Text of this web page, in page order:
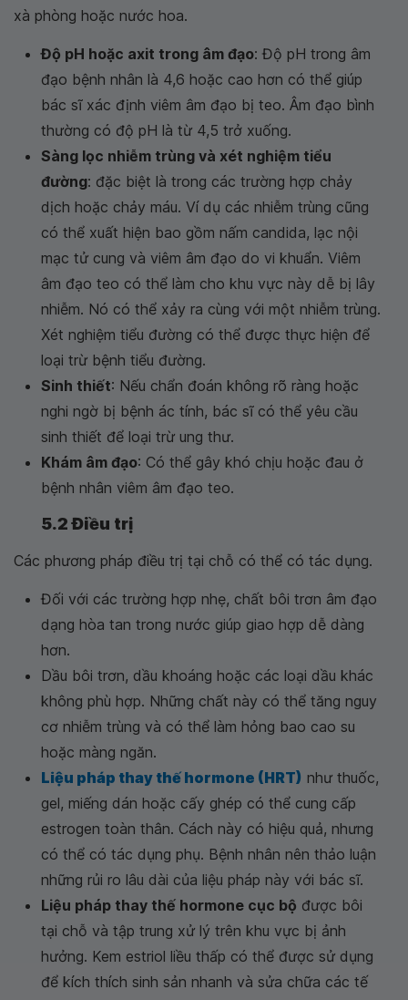
xà phòng hoặc nước hoa.
Độ pH hoặc axit trong âm đạo: Độ pH trong âm
đạo bệnh nhân là 4,6 hoặc cao hơn có thể giúp
bác sĩ xác định viêm âm đạo bị teo. Âm đạo bình
thường có độ pH là từ 4,5 trở xuống.
Sàng lọc nhiễm trùng và xét nghiệm tiểu
đường: đặc biệt là trong các trường hợp chảy
dịch hoặc chảy máu. Ví dụ các nhiễm trùng cũng
có thể xuất hiện bao gồm nấm candida, lạc nội
mạc tử cung và viêm âm đạo do vi khuẩn. Viêm
âm đạo teo có thể làm cho khu vực này dễ bị lây
nhiễm. Nó có thể xảy ra cùng với một nhiễm trùng.
Xét nghiệm tiểu đường có thể được thực hiện để
loại trừ bệnh tiểu đường.
Sinh thiết: Nếu chẩn đoán không rõ ràng hoặc
nghi ngờ bị bệnh ác tính, bác sĩ có thể yêu cầu
sinh thiết để loại trừ ung thư.
Khám âm đạo: Có thể gây khó chịu hoặc đau ở
bệnh nhân viêm âm đạo teo.
5.2 Điều trị
Các phương pháp điều trị tại chỗ có thể có tác dụng.
Đối với các trường hợp nhẹ, chất bôi trơn âm đạo
dạng hòa tan trong nước giúp giao hợp dễ dàng
hơn.
Dầu bôi trơn, dầu khoáng hoặc các loại dầu khác
không phù hợp. Những chất này có thể tăng nguy
cơ nhiễm trùng và có thể làm hỏng bao cao su
hoặc màng ngăn.
Liệu pháp thay thế hormone (HRT) như thuốc,
gel, miếng dán hoặc cấy ghép có thể cung cấp
estrogen toàn thân. Cách này có hiệu quả, nhưng
có thể có tác dụng phụ. Bệnh nhân nên thảo luận
những rủi ro lâu dài của liệu pháp này với bác sĩ.
Liệu pháp thay thế hormone cục bộ được bôi
tại chỗ và tập trung xử lý trên khu vực bị ảnh
hưởng. Kem estriol liều thấp có thể được sử dụng
để kích thích sinh sản nhanh và sửa chữa các tế